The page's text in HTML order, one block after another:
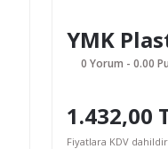
YMK
0 Yorum - 0.00
1.432,00
Fiyatlara KDV